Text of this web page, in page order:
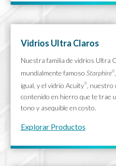
Vidrios Ultra Claros
Nuestra familia de vidrios Ultra
mundialmente famoso Starphire®
igual, y el vidrio Acuity®, nuestro
contenido en hierro que te trae
tono y asequible en costo.
Explorar Productos